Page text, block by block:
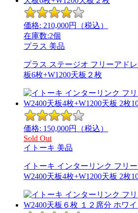
価格: 210,000円（税込）
在庫数:2個
プラス 美品
プラス ステージオ フリーアド
板6枚+W1200天板２枚
価格: 150,000円（税込）
Sold Out
イトーキ 美品
イトーキ インターリンク フリ
W2400天板4枚+W1200天板 2枚